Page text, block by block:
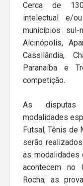
Cerca de
intelectual e/
municípios sul-
Alcinópolis,
Cassilândia,
Paranaíba e
competição.
As disputas
modalidades
Futsal, Tênis de
serão
as modalidades
acontecem no
Rocha; as